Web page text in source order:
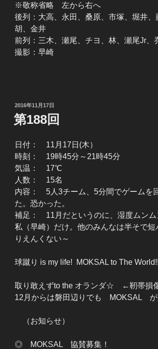
※敬称省略 左から右へ
後列：大高、永田、桑原、市塚、堀井、
胡、金井
前列：三木、瀬尾、チヨ、林、瀬尾Jr、
撮影：早崎
投
稿
日:
2016年11月17日
第188回
日付： 11月17日(木）
時刻： 19時45分～21時45分
気温： 17℃
人数： 15名
内容： 5人3チーム、5分間でゲームを
た。恐かった。
補足： 11月だというのに、湿度ムンム
私（早崎）だけ。他のみんなは半そで
りえんくない～
球蹴り is my life! MOKSAL to The World!!
取り敢えずto the オランダ☆ ←靭帯損
12月からは磐田辺りでも MOKSAL が
（お知らせ）
◎ MOKSAL 協賛募集！